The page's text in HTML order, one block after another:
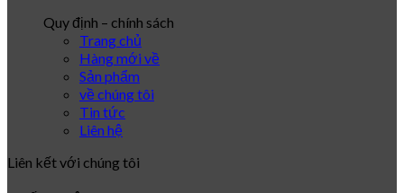
Quy định – chính sách
Trang chủ
Hàng mới về
Sản phẩm
về chúng tôi
Tin tức
Liên hệ
Liên kết với chúng tôi